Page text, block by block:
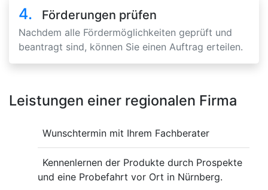
4. Förderungen prüfen
Nachdem alle Fördermöglichkeiten geprüft und
beantragt sind, können Sie einen Auftrag erteilen.
Leistungen einer regionalen Firma
Wunschtermin mit Ihrem Fachberater
Kennenlernen der Produkte durch Prospekte
und eine Probefahrt vor Ort in Nürnberg.